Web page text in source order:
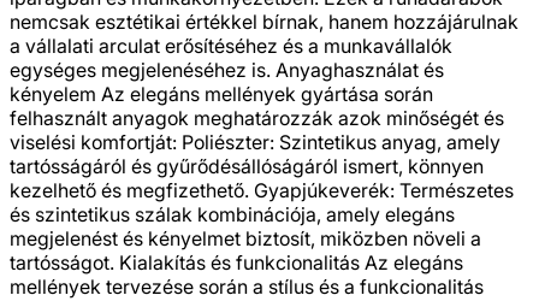
nemcsak esztétikai értékkel bírnak, hanem hozzájárulnak
a vállalati arculat erősítéséhez és a munkavállalók
egységes megjelenéséhez is. Anyaghasználat és
kényelem Az elegáns mellények gyártása során
felhasznált anyagok meghatározzák azok minőségét és
viselési komfortját: Poliészter: Szintetikus anyag, amely
tartósságáról és gyűrődésállóságáról ismert, könnyen
kezelhető és megfizethető. Gyapjúkeverék: Természetes
és szintetikus szálak kombinációja, amely elegáns
megjelenést és kényelmet biztosít, miközben növeli a
tartósságot. Kialakítás és funkcionalitás Az elegáns
mellények tervezése során a stílus és a funkcionalitás